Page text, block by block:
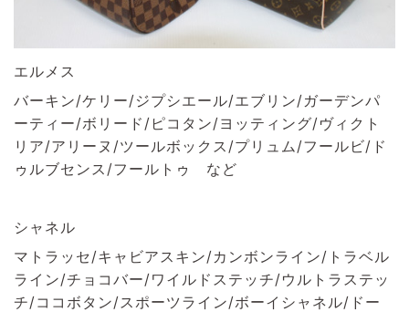
エルメス
バーキン/ケリー/ジプシエール/エブリン/ガーデンパ
ーティー/ボリード/ピコタン/ヨッティング/ヴィクト
リア/アリーヌ/ツールボックス/プリュム/フールビ/ド
ゥルブセンス/フールトゥ など
シャネル
マトラッセ/キャビアスキン/カンボンライン/トラベル
ライン/チョコバー/ワイルドステッチ/ウルトラステッ
チ/ココボタン/スポーツライン/ボーイシャネル/ドー